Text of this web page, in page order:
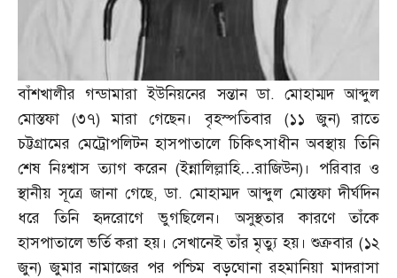
বাঁশখালীর গন্ডামারা ইউনিয়নের সন্তান ডা. মোহাম্মদ আব্দুল
মোস্তফা (৩৭)মারা গেছেন। বৃহস্পতিবার (১১ জুন)রাতে
চট্টগ্রামের মেট্রোপলিটন হাসপাতালে চিকিৎসাধীন অবস্থায় তিনি
শেষ নিঃশ্বাস ত্যাগ করেন (ইন্নালিল্লাহি…রাজিউন)। পরিবার ও
স্থানীয় সূত্রে জানা গেছে,ডা.মোহাম্মদ আব্দুল মোস্তফা দীর্ঘদিন
ধরে তিনি হৃদরোগে ভুগছিলেন। অসুস্থতার কারণে তাঁকে
হাসপাতালে ভর্তি করা হয়। সেখানেই তাঁর মৃত্যু হয়। শুক্রবার (১২
জুন)জুমার নামাজের পর পশ্চিম বড়ঘোনা রহমানিয়া মাদরাসা